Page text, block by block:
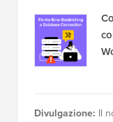
Divulgazione: Il